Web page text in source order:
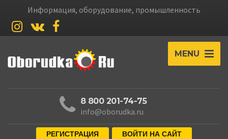
Информация, оборудование, промышленность
MENU
8 800 201-74-75
info@oborudka.ru
РЕГИСТРАЦИЯ ВОЙТИ НА САЙТ